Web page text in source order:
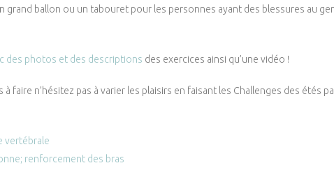
grand ballon ou un tabouret pour les personnes ayant des blessures au
des photos et des descriptions des exercices ainsi qu’une vidéo !
faire n’hésitez pas à varier les plaisirs en faisant les Challenges des étés
vertébrale
renforcement des bras